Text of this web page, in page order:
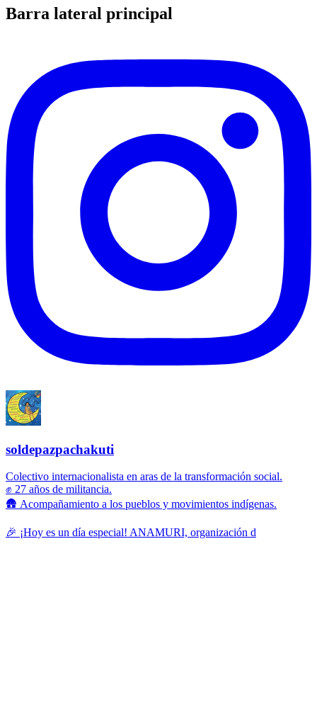
Barra lateral principal
soldepazpachakuti
Colectivo internacionalista en aras de la transformación social.
✊ 27 años de militancia.
🛖 Acompañamiento a los pueblos y movimientos indígenas.
🎉 ¡Hoy es un día especial! ANAMURI, organización d